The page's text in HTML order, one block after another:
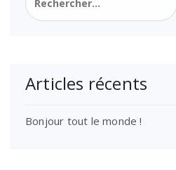
Articles récents
Bonjour tout le monde !